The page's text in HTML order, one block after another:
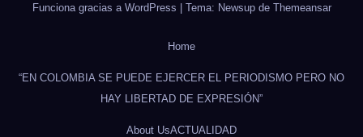
Funciona gracias a WordPress Tema: Newsup de Themeansar
Home
“EN COLOMBIA SE PUEDE EJERCER EL PERIODISMO PERO NO
HAY LIBERTAD DE EXPRESIÓN”
About UsACTUALIDAD